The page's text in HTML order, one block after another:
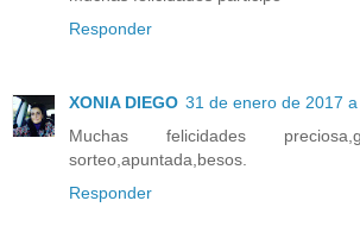
Responder
XONIA DIEGO 31 de enero de 2017
Muchas felicidades
sorteo,apuntada,besos.
Responder